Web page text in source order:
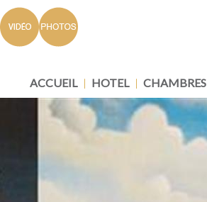
ACCUEIL HOTEL CHAMBRES